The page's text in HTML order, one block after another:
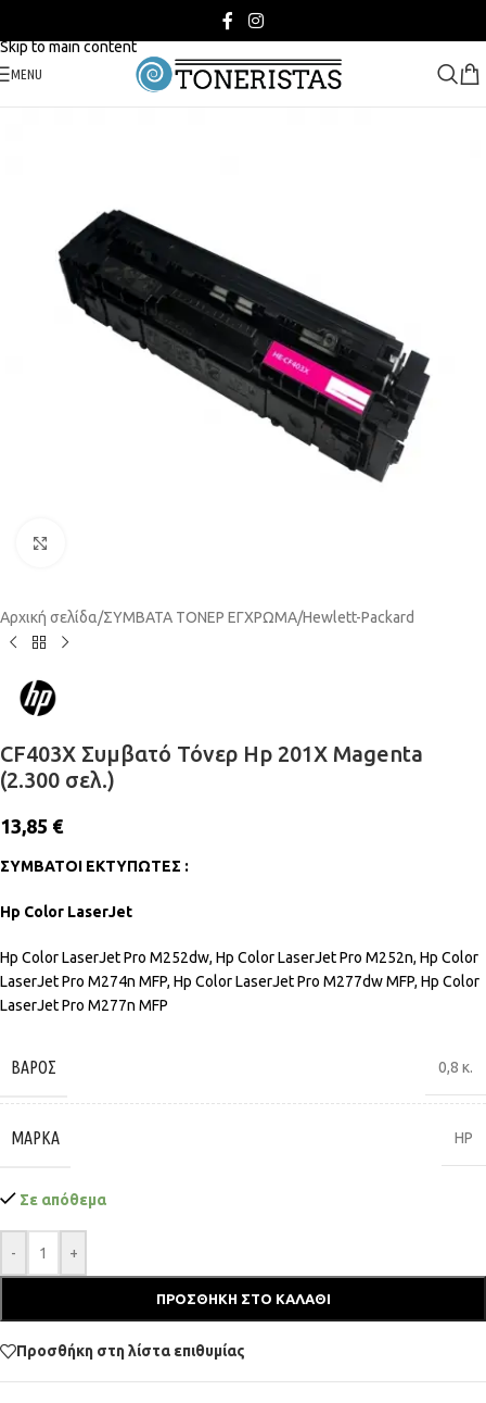
Skip to main content
MENU
Αρχική σελίδα/ΣΥΜΒΑΤΑ ΤΟΝΕΡ ΕΓΧΡΩΜΑ/Hewlett-Packard
CF403X Συμβατό Τόνερ Hp 201X Magenta
(2.300 σελ.)
13,85 €
ΣΥΜΒΑΤΟΙ ΕΚΤΥΠΩΤΕΣ :
Hp Color LaserJet
Hp Color LaserJet Pro M252dw, Hp Color LaserJet Pro M252n, Hp Color
LaserJet Pro M274n MFP, Hp Color LaserJet Pro M277dw MFP, Hp Color
LaserJet Pro M277n MFP
ΒΆΡΟΣ 0,8 κ.
ΜΆΡΚΑ HP
Σε απόθεμα
- +
ΠΡΟΣΘΉΚΗ ΣΤΟ ΚΑΛΆΘΙ
Προσθήκη στη λίστα επιθυμίας